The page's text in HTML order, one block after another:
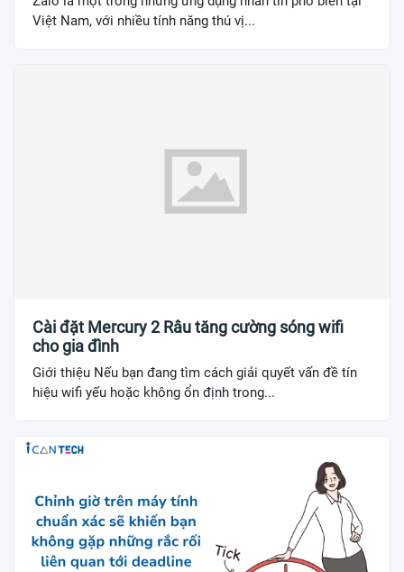
Việt Nam, với nhiều tính năng thú vị...
Cài đặt Mercury 2 Râu tăng cường sóng wifi
cho gia đình
Giới thiệu Nếu bạn đang tìm cách giải quyết vấn đề tín
hiệu wifi yếu hoặc không ổn định trong...